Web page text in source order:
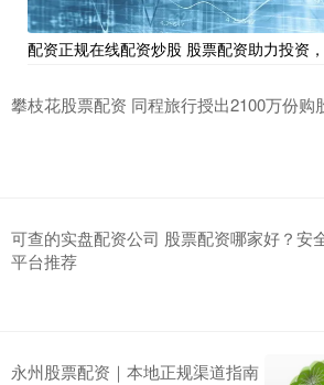
配资正规在线配资炒股 股票配资助力投资
攀枝花股票配资 同程旅行授出2100万份购
可查的实盘配资公司 股票配资哪家好？安
平台推荐
永州股票配资｜本地正规渠道指南